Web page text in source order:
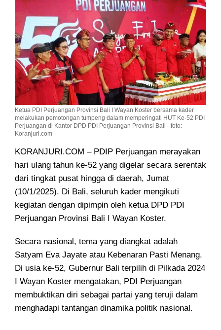
Ketua PDI Perjuangan Provinsi Bali I Wayan Koster bersama kader
melakukan pemotongan tumpeng dalam memperingati HUT Ke-52 PDI
Perjuangan di Kantor DPD PDI Perjuangan Provinsi Bali - foto:
Koranjuri.com
KORANJURI.COM – PDIP Perjuangan merayakan
hari ulang tahun ke-52 yang digelar secara serentak
dari tingkat pusat hingga di daerah, Jumat
(10/1/2025). Di Bali, seluruh kader mengikuti
kegiatan dengan dipimpin oleh ketua DPD PDI
Perjuangan Provinsi Bali I Wayan Koster.
Secara nasional, tema yang diangkat adalah
Satyam Eva Jayate atau Kebenaran Pasti Menang.
Di usia ke-52, Gubernur Bali terpilih di Pilkada 2024
I Wayan Koster mengatakan, PDI Perjuangan
membuktikan diri sebagai partai yang teruji dalam
menghadapi tantangan dinamika politik nasional.